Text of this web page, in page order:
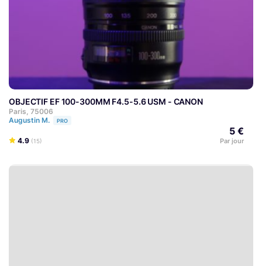
OBJECTIF EF 100-300MM F4.5-5.6 USM - CANON
Paris, 75006
Augustin M.
PRO
4.9 (15)
5 €
Par jour